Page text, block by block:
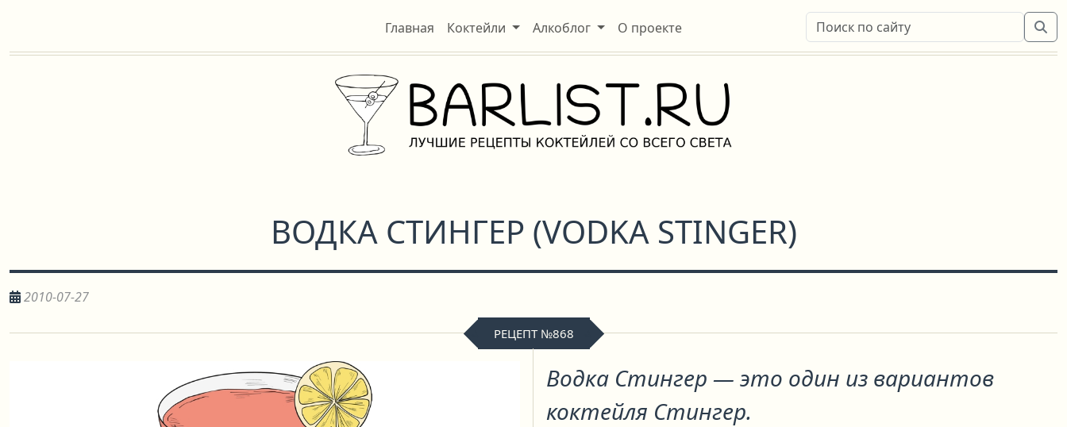
Главная Коктейли Алкоблог О проекте
ВОДКА СТИНГЕР (VODKA STINGER)
2010-07-27
РЕЦЕПТ №868
Водка Стингер — это один из вариантов
коктейля Стингер.